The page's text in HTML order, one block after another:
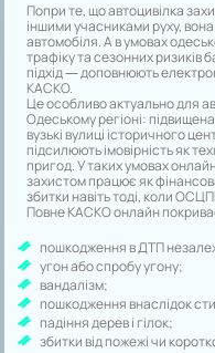
Попри те, що автоцивілка
іншими учасниками руху,
автомобіля. А в умовах
трафіку та сезонних ризиків
підхід — доповнюють
КАСКО.
Це особливо актуально для
Одеському регіоні:
вузькі вулиці історичного
підсилюють імовірність як
пригод. У таких умовах
захистом працює як
збитки навіть тоді, коли
Повне КАСКО онлайн
пошкодження в ДТП
угон або спробу угону;
вандалізм;
пошкодження внаслідок
падіння дерев і гілок;
збитки від пожежі чи